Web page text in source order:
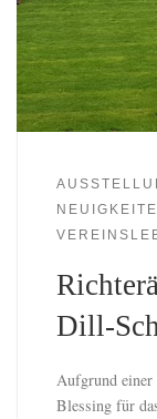
Dill-
Aufgrund einer
Blessing für